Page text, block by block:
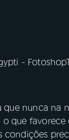
-
que nunca na
o que
condições